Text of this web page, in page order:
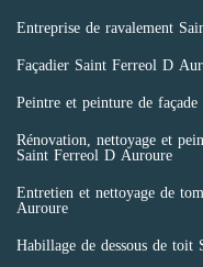
Entreprise de ravalement
Façadier Saint Ferreol D
Peintre et peinture de
Rénovation, nettoyage et
Saint Ferreol D Auroure
Entretien et nettoyage de
Auroure
Habillage de dessous de